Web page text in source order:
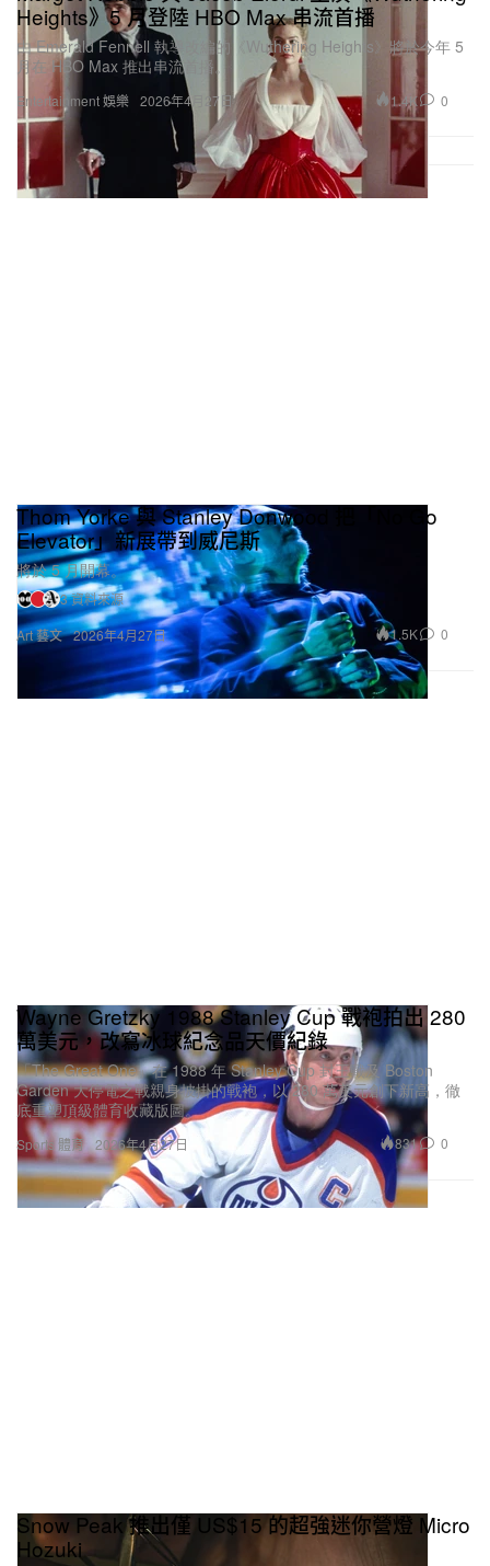
Entertainment 娛樂
Heights》5 月登陸 HBO Max 串流首播
由 Emerald Fennell 執導改編的《Wuthering Heights》將於今年 5
月在 HBO Max 推出串流首播。
2026年4月27日 1.4K 0
Art 藝文
Thom Yorke 與 Stanley Donwood 把「No Go
Elevator」新展帶到威尼斯
將於 5 月開幕。
3 資料來源
2026年4月27日
1.5K 0
Sports 體育
Wayne Gretzky 1988 Stanley Cup 戰袍拍出 280
萬美元，改寫冰球紀念品天價紀錄
「The Great One」在 1988 年 Stanley Cup 封王戰及 Boston
Garden 大停電之戰親身披掛的戰袍，以 280 萬美元創下新高，徹
底重塑頂級體育收藏版圖。
2026年4月27日 831 0
Snow Peak 推出僅 US$15 的超強迷你營燈 Micro
Hozuki